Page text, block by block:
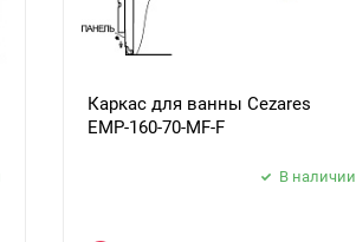
Каркас для ванны Cezares
EMP-160-70-MF-F
В наличии